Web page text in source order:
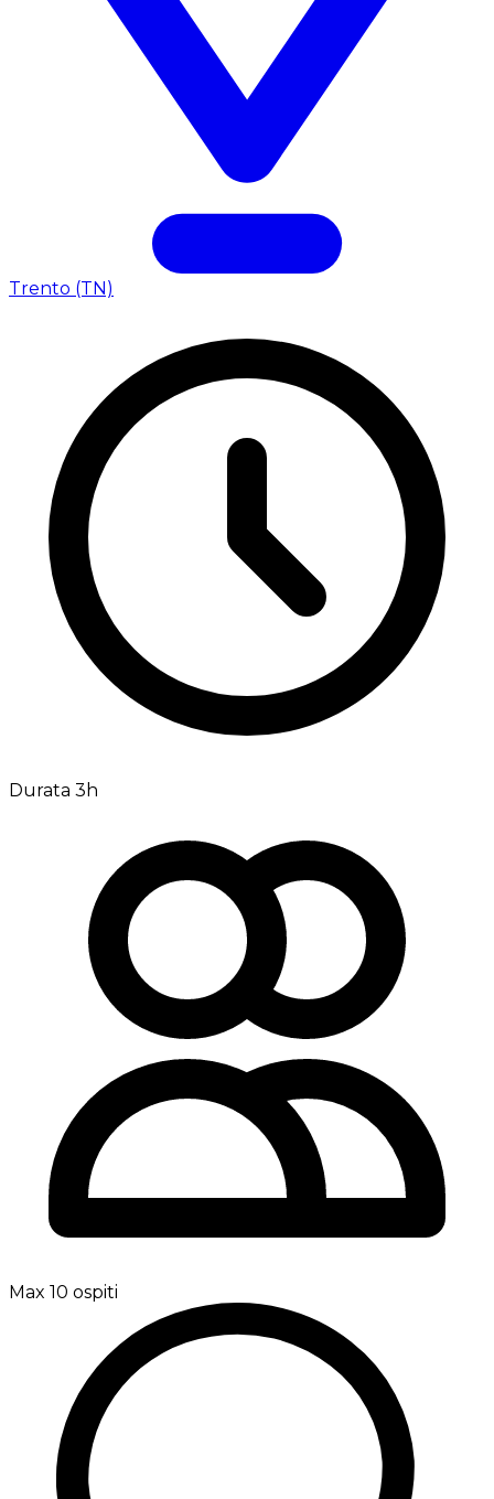
Trento (TN)
Durata 3h
Max 10 ospiti